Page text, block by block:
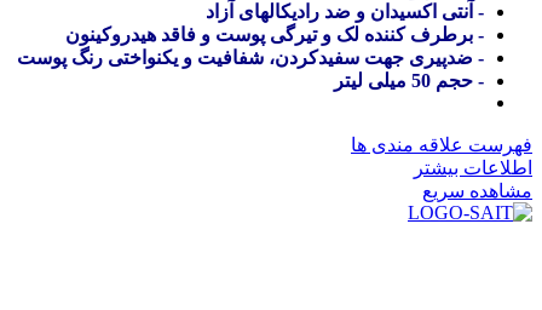
- آنتی اکسیدان و ضد رادیکالهای آزاد
- برطرف کننده لک و تیرگی پوست و فاقد هیدروکینون
- ضدپیری جهت سفیدکردن، شفافیت و یکنواختی رنگ پوست
- حجم 50 میلی لیتر
فهرست علاقه مندی ها
اطلاعات بیشتر
مشاهده سریع